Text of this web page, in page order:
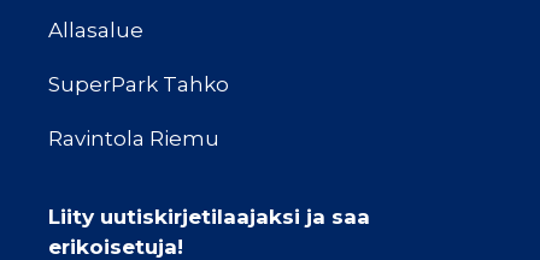
Allasalue
SuperPark Tahko
Ravintola Riemu
Liity uutiskirjetilaajaksi ja saa
erikoisetuja!